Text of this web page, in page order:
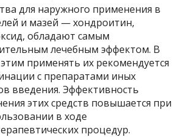
для наружного применения в
и мазей — хондроитин,
обладают самым
лечебным эффектом. В
этим применять их рекомендуется
с препаратами иных
введения. Эффективность
этих средств повышается при
в ходе
процедур.